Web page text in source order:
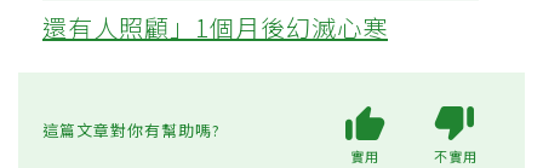
還有人照顧」1個月後幻滅心寒
這篇文章對你有幫助嗎?
實用 不實用